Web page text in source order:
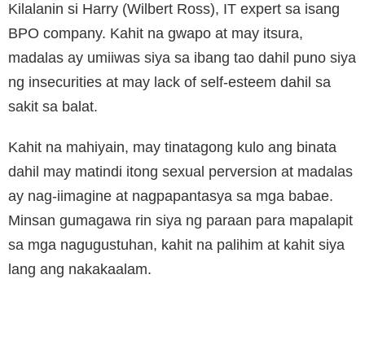
Kilalanin si Harry (Wilbert Ross), IT expert sa isang
BPO company. Kahit na gwapo at may itsura,
madalas ay umiiwas siya sa ibang tao dahil puno siya
ng insecurities at may lack of self-esteem dahil sa
sakit sa balat.
Kahit na mahiyain, may tinatagong kulo ang binata
dahil may matindi itong sexual perversion at madalas
ay nag-iimagine at nagpapantasya sa mga babae.
Minsan gumagawa rin siya ng paraan para mapalapit
sa mga nagugustuhan, kahit na palihim at kahit siya
lang ang nakakaalam.